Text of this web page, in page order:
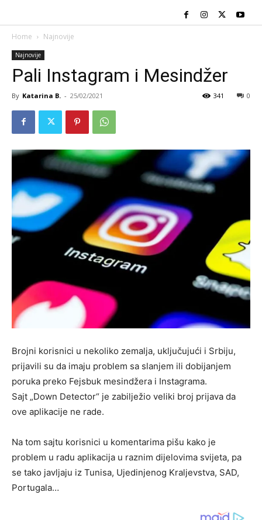
Home Najnovije
Najnovije
Pali Instagram i Mesindžer
By Katarina B. - 25/02/2021 0
341
Brojni korisnici u nekoliko zemalja, uključujući i Srbiju,
prijavili su da imaju problem sa slanjem ili dobijanjem
poruka preko Fejsbuk mesindžera i Instagrama.
Sajt „Down Detector“ je zabilježio veliki broj prijava da
ove aplikacije ne rade.
Na tom sajtu korisnici u komentarima pišu kako je
problem u radu aplikacija u raznim dijelovima svijeta, pa
se tako javljaju iz Tunisa, Ujedinjenog Kraljevstva, SAD,
Portugala…